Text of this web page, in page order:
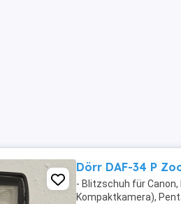
Dörr DAF-34 P
- Blitzschuh für Canon,
Kompaktkamera),